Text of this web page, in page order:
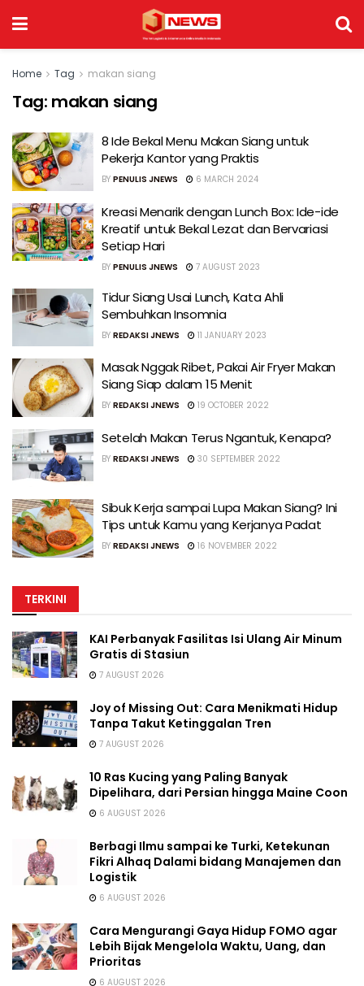
Home Tag makan siang
Tag: makan siang
8 Ide Bekal Menu Makan Siang untuk
Pekerja Kantor yang Praktis
BY PENULIS JNEWS 6 MARCH 2024
Kreasi Menarik dengan Lunch Box: Ide-ide
Kreatif untuk Bekal Lezat dan Bervariasi
Setiap Hari
BY PENULIS JNEWS 7 AUGUST 2023
Tidur Siang Usai Lunch, Kata Ahli
Sembuhkan Insomnia
BY REDAKSI JNEWS 11 JANUARY 2023
Masak Nggak Ribet, Pakai Air Fryer Makan
Siang Siap dalam 15 Menit
BY REDAKSI JNEWS 19 OCTOBER 2022
Setelah Makan Terus Ngantuk, Kenapa?
BY REDAKSI JNEWS 30 SEPTEMBER 2022
Sibuk Kerja sampai Lupa Makan Siang? Ini
Tips untuk Kamu yang Kerjanya Padat
BY REDAKSI JNEWS 16 NOVEMBER 2022
TERKINI
KAI Perbanyak Fasilitas Isi Ulang Air Minum
Gratis di Stasiun
7 AUGUST 2026
Joy of Missing Out: Cara Menikmati Hidup
Tanpa Takut Ketinggalan Tren
7 AUGUST 2026
10 Ras Kucing yang Paling Banyak
Dipelihara, dari Persian hingga Maine Coon
6 AUGUST 2026
Berbagi Ilmu sampai ke Turki, Ketekunan
Fikri Alhaq Dalami bidang Manajemen dan
Logistik
6 AUGUST 2026
Cara Mengurangi Gaya Hidup FOMO agar
Lebih Bijak Mengelola Waktu, Uang, dan
Prioritas
6 AUGUST 2026